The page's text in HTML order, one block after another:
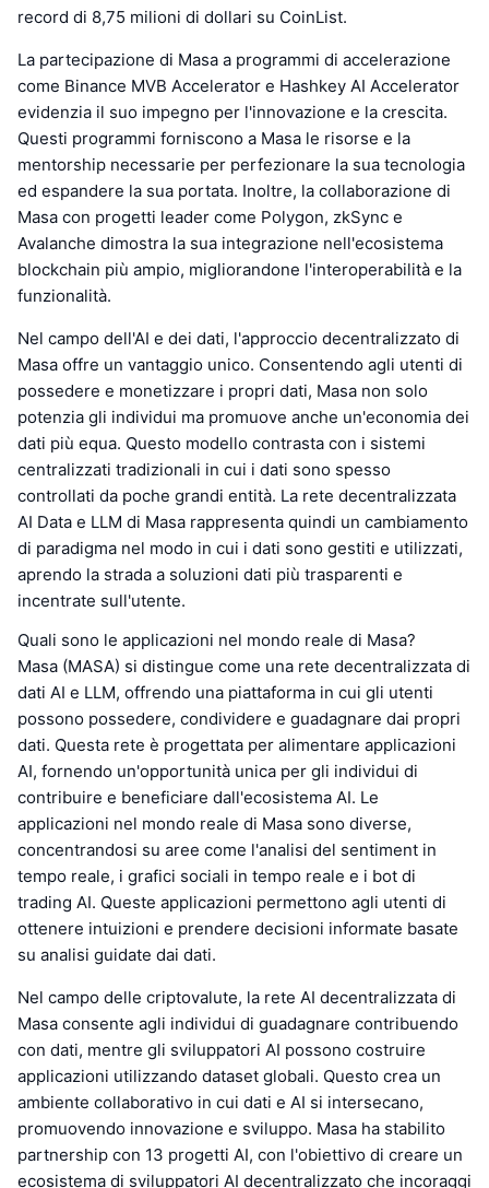
record di 8,75 milioni di dollari su CoinList.
La partecipazione di Masa a programmi di accelerazione
come Binance MVB Accelerator e Hashkey AI Accelerator
evidenzia il suo impegno per l'innovazione e la crescita.
Questi programmi forniscono a Masa le risorse e la
mentorship necessarie per perfezionare la sua tecnologia
ed espandere la sua portata. Inoltre, la collaborazione di
Masa con progetti leader come Polygon, zkSync e
Avalanche dimostra la sua integrazione nell'ecosistema
blockchain più ampio, migliorandone l'interoperabilità e la
funzionalità.
Nel campo dell'AI e dei dati, l'approccio decentralizzato di
Masa offre un vantaggio unico. Consentendo agli utenti di
possedere e monetizzare i propri dati, Masa non solo
potenzia gli individui ma promuove anche un'economia dei
dati più equa. Questo modello contrasta con i sistemi
centralizzati tradizionali in cui i dati sono spesso
controllati da poche grandi entità. La rete decentralizzata
AI Data e LLM di Masa rappresenta quindi un cambiamento
di paradigma nel modo in cui i dati sono gestiti e utilizzati,
aprendo la strada a soluzioni dati più trasparenti e
incentrate sull'utente.
Quali sono le applicazioni nel mondo reale di Masa?
Masa (MASA) si distingue come una rete decentralizzata di
dati AI e LLM, offrendo una piattaforma in cui gli utenti
possono possedere, condividere e guadagnare dai propri
dati. Questa rete è progettata per alimentare applicazioni
AI, fornendo un'opportunità unica per gli individui di
contribuire e beneficiare dall'ecosistema AI. Le
applicazioni nel mondo reale di Masa sono diverse,
concentrandosi su aree come l'analisi del sentiment in
tempo reale, i grafici sociali in tempo reale e i bot di
trading AI. Queste applicazioni permettono agli utenti di
ottenere intuizioni e prendere decisioni informate basate
su analisi guidate dai dati.
Nel campo delle criptovalute, la rete AI decentralizzata di
Masa consente agli individui di guadagnare contribuendo
con dati, mentre gli sviluppatori AI possono costruire
applicazioni utilizzando dataset globali. Questo crea un
ambiente collaborativo in cui dati e AI si intersecano,
promuovendo innovazione e sviluppo. Masa ha stabilito
partnership con 13 progetti AI, con l'obiettivo di creare un
ecosistema di sviluppatori AI decentralizzato che incoraggi